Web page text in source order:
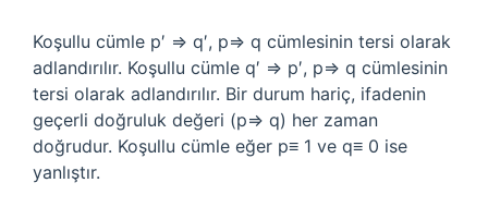
Koşullu cümle p′ ⇒ q′, p⇒ q cümlesinin tersi olarak
adlandırılır. Koşullu cümle q′ ⇒ p′, p⇒ q cümlesinin
tersi olarak adlandırılır. Bir durum hariç, ifadenin
geçerli doğruluk değeri (p⇒ q) her zaman
doğrudur. Koşullu cümle eğer p≡ 1 ve q≡ 0 ise
yanlıştır.